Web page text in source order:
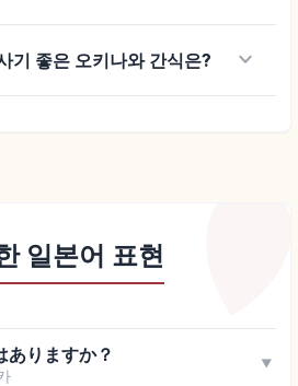
기 좋은 오키나와 간식은? keyboard_arrow_down
일본어 표현
ありますか？ ▼